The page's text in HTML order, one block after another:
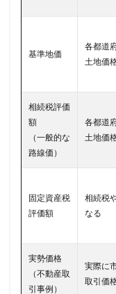
基準地価
各都道
土地価
相続税評価
額
（一般的な
路線価）
各都道
土地価
固定資産税
評価額
相続税
なる
実勢価格
（不動産取
引事例）
実際に
取引価